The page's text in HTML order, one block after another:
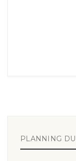
PLANNING